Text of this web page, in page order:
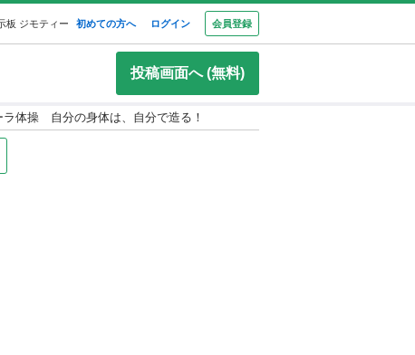
板 ジモティー 初めての方へ ログイン 会員登録
投稿画面へ (無料)
ラ体操 自分の身体は、自分で造る！